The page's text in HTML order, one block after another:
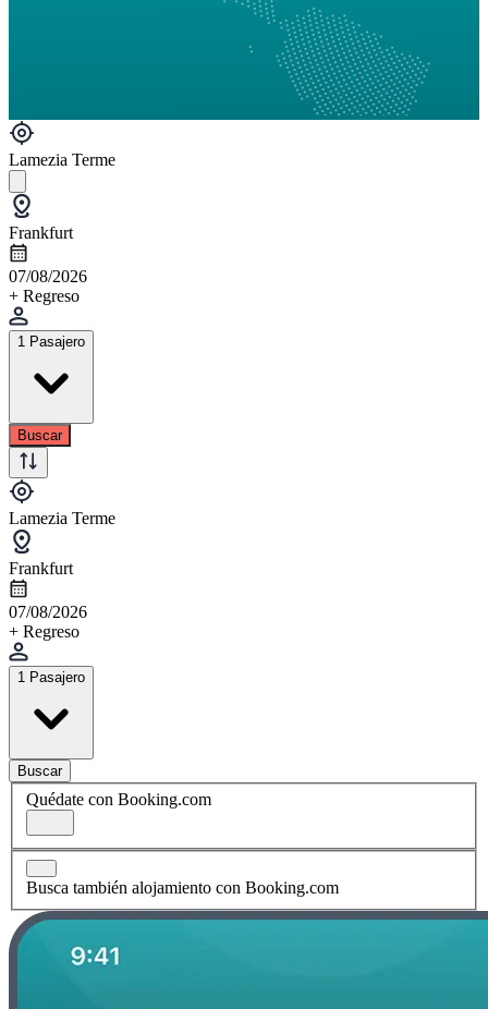
Lamezia Terme
Frankfurt
07/08/2026
+ Regreso
1 Pasajero
Buscar
Lamezia Terme
Frankfurt
07/08/2026
+ Regreso
1 Pasajero
Buscar
Quédate con Booking.com
Busca también alojamiento con Booking.com